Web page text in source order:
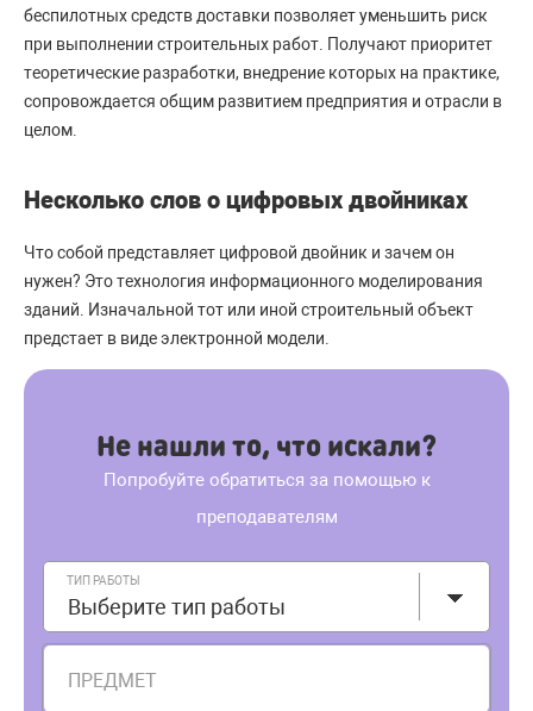
беспилотных средств доставки позволяет уменьшить риск
при выполнении строительных работ. Получают приоритет
теоретические разработки, внедрение которых на практике,
сопровождается общим развитием предприятия и отрасли в
целом.
Несколько слов о цифровых двойниках
Что собой представляет цифровой двойник и зачем он
нужен? Это технология информационного моделирования
зданий. Изначальной тот или иной строительный объект
предстает в виде электронной модели.
Не нашли то, что искали?
Попробуйте обратиться за помощью к
преподавателям
ТИП РАБОТЫ
Выберите тип работы
ПРЕДМЕТ